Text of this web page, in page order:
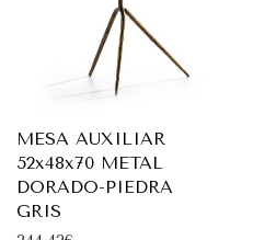
MESA AUXILIAR
52x48x70 METAL
DORADO-PIEDRA
GRIS